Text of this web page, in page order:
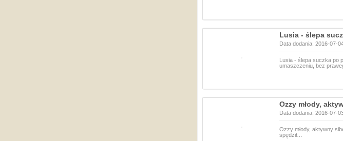
Lusia - ślepa
Data dodania: 2016-07-
Lusia - ślepa suczka po
umaszczeniu, bez
Ozzy młody,
Data dodania: 2016-07-
Ozzy młody, aktywny
spędził…